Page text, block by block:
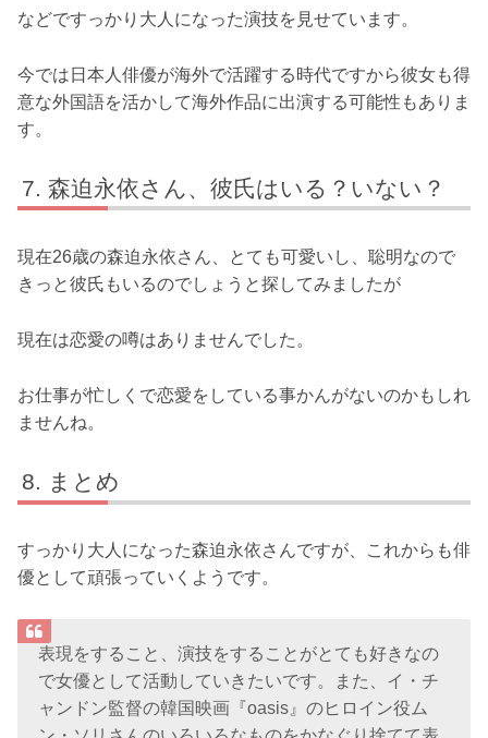
などですっかり大人になった演技を見せています。
今では日本人俳優が海外で活躍する時代ですから彼女も得
意な外国語を活かして海外作品に出演する可能性もありま
す。
森迫永依さん、彼氏はいる？いない？
現在26歳の森迫永依さん、とても可愛いし、聡明なので
きっと彼氏もいるのでしょうと探してみましたが
現在は恋愛の噂はありませんでした。
お仕事が忙しくで恋愛をしている事かんがないのかもしれ
ませんね。
まとめ
すっかり大人になった森迫永依さんですが、これからも俳
優として頑張っていくようです。
表現をすること、演技をすることがとても好きなの
で女優として活動していきたいです。また、イ・チ
ャンドン監督の韓国映画『oasis』のヒロイン役ム